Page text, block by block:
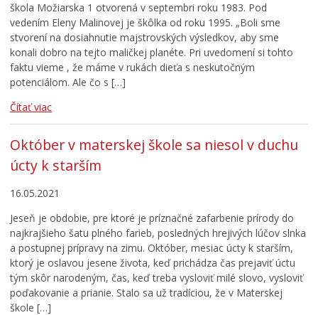
škola Možiarska 1 otvorená v septembri roku 1983. Pod
vedením Eleny Malinovej je škôlka od roku 1995. „Boli sme
stvorení na dosiahnutie majstrovských výsledkov, aby sme
konali dobro na tejto maličkej planéte. Pri uvedomení si tohto
faktu vieme , že máme v rukách dieťa s neskutočným
potenciálom. Ale čo s […]
Čítať viac
Október v materskej škole sa niesol v duchu
úcty k starším
16.05.2021
Jeseň je obdobie, pre ktoré je príznačné zafarbenie prírody do
najkrajšieho šatu plného farieb, posledných hrejivých lúčov slnka
a postupnej prípravy na zimu. Október, mesiac úcty k starším,
ktorý je oslavou jesene života, keď prichádza čas prejaviť úctu
tým skôr narodeným, čas, keď treba vysloviť milé slovo, vysloviť
poďakovanie a prianie. Stalo sa už tradíciou, že v Materskej
škole […]